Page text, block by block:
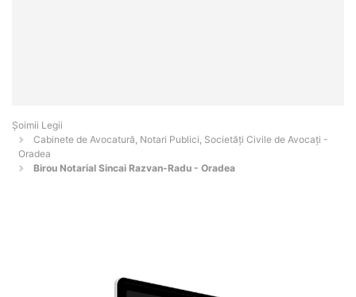
Șoimii Legii
Cabinete de Avocatură, Notari Publici, Societăți Civile de Avocați -
Oradea
Birou Notarial Sincai Razvan-Radu - Oradea